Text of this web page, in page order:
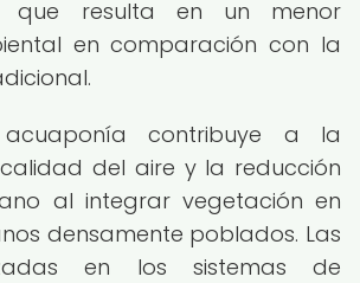
que resulta en un menor
en comparación con la
contribuye a la
del aire y la reducción
al integrar vegetación en
densamente poblados. Las
en los sistemas de